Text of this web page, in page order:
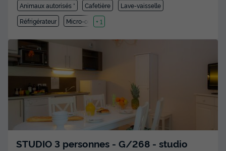
Animaux autorisés * Cafetière
Lave-vaisselle
Réfrigérateur
Micro-ondes
+ 1
STUDIO 3 personnes - G/268 - studio